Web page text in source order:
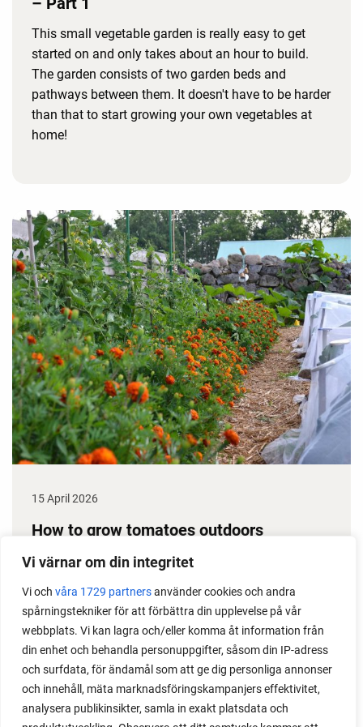
Vi värnar om din integritet
Vi och våra 1729 partnersanvänder cookies och andra
spårningstekniker för att förbättra din upplevelse på vår
webbplats. Vi kan lagra och/eller komma åt information från
din enhet och behandla personuppgifter, såsom din IP-adress
och surfdata, för ändamål som att ge dig personliga annonser
och innehåll, mäta marknadsföringskampanjers effektivitet,
analysera publikinsikter, samla in exakt platsdata och
This small vegetable garden is really easy to get
started on and only takes about an hour to build.
The garden consists of two garden beds and
pathways between them. It doesn't have to be harder
than that to start growing your own vegetables at
home!
15 April 2026
How to grow tomatoes outdoors
Do you need a greenhouse to grow tomatoes? This
readers. I grow tomatoes outdoors without any
issues. Why not give it a try?